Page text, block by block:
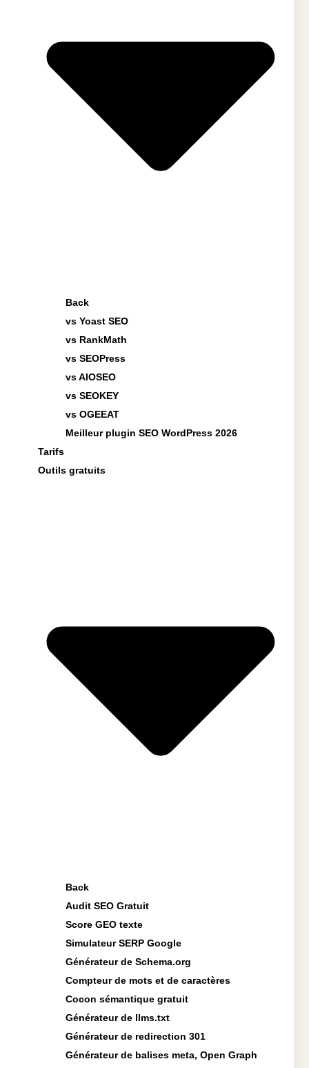
Back
vs Yoast SEO
vs RankMath
vs SEOPress
vs AIOSEO
vs SEOKEY
vs OGEEAT
Meilleur plugin SEO WordPress 2026
Tarifs
Outils gratuits
Back
Audit SEO Gratuit
Score GEO texte
Simulateur SERP Google
Générateur de Schema.org
Compteur de mots et de caractères
Cocon sémantique gratuit
Générateur de llms.txt
Générateur de redirection 301
Générateur de balises meta, Open Graph